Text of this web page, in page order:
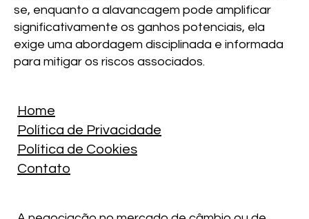
se, enquanto a alavancagem pode amplificar
significativamente os ganhos potenciais, ela
exige uma abordagem disciplinada e informada
para mitigar os riscos associados.
Home
Política de Privacidade
Política de Cookies
Contato